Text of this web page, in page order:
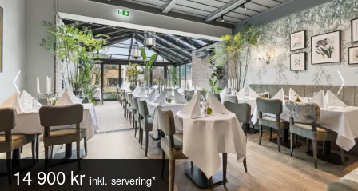
14 900 kr inkl. servering*